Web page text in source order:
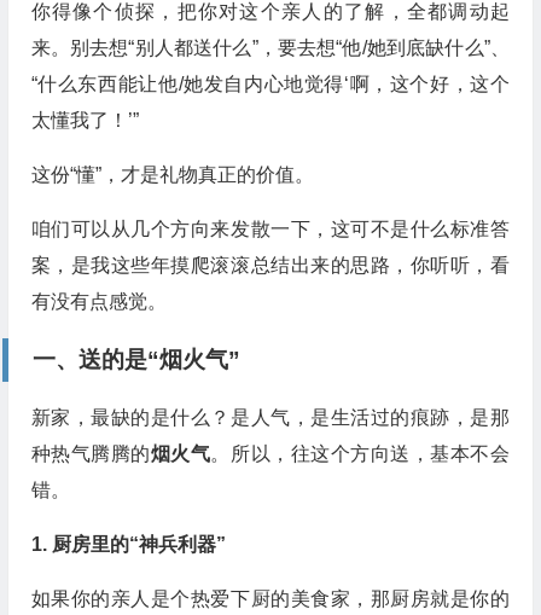
你得像个侦探，把你对这个亲人的了解，全都调动起
来。别去想“别人都送什么”，要去想“他/她到底缺什么”、
“什么东西能让他/她发自内心地觉得‘啊，这个好，这个
太懂我了！’”
这份“懂”，才是礼物真正的价值。
咱们可以从几个方向来发散一下，这可不是什么标准答
案，是我这些年摸爬滚滚总结出来的思路，你听听，看
有没有点感觉。
一、送的是“烟火气”
新家，最缺的是什么？是人气，是生活过的痕跡，是那
种热气腾腾的烟火气。所以，往这个方向送，基本不会
错。
1. 厨房里的“神兵利器”
如果你的亲人是个热爱下厨的美食家，那厨房就是你的